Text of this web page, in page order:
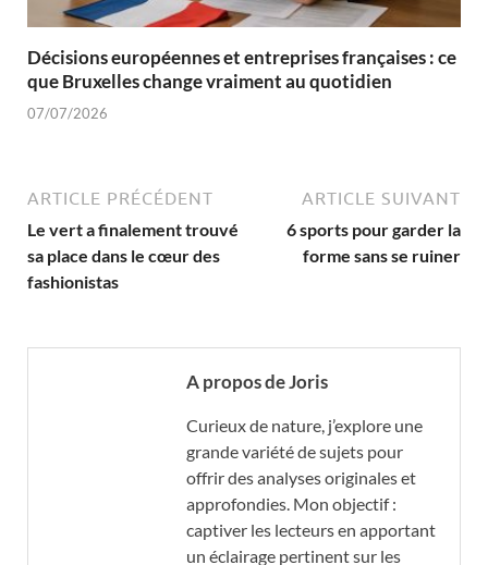
Décisions européennes et entreprises françaises : ce
que Bruxelles change vraiment au quotidien
07/07/2026
ARTICLE PRÉCÉDENT
Le vert a finalement trouvé
sa place dans le cœur des
fashionistas
ARTICLE SUIVANT
6 sports pour garder la
forme sans se ruiner
A propos de Joris
Curieux de nature, j’explore une
grande variété de sujets pour
offrir des analyses originales et
approfondies. Mon objectif :
captiver les lecteurs en apportant
un éclairage pertinent sur les